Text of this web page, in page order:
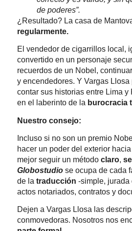
de poderes”.
¿Resultado? La casa de
regularmente.
El vendedor de cigarrillos local,
convertido en un personaje
recuerdos de un Nobel,
y encendedores. Y Vargas Llosa
contar sus historias entre Lima y
en el laberinto de la burocracia
Nuestro consejo:
Incluso si no son un premio
hacer un poder del exterior
mejor seguir un método claro,
Globostudio se ocupa de cada
de la traducción -simple,
actos notariados, contratos y
Dejen a Vargas Llosa las
conmovedoras. Nosotros nos